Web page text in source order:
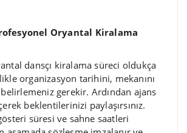
Oryantal Kiralama
dansçı kiralama süreci oldukça
organizasyon tarihini, mekanını
belirlemeniz gerekir. Ardından ajans
beklentilerinizi paylaşırsınız.
gösteri süresi ve sahne saatleri